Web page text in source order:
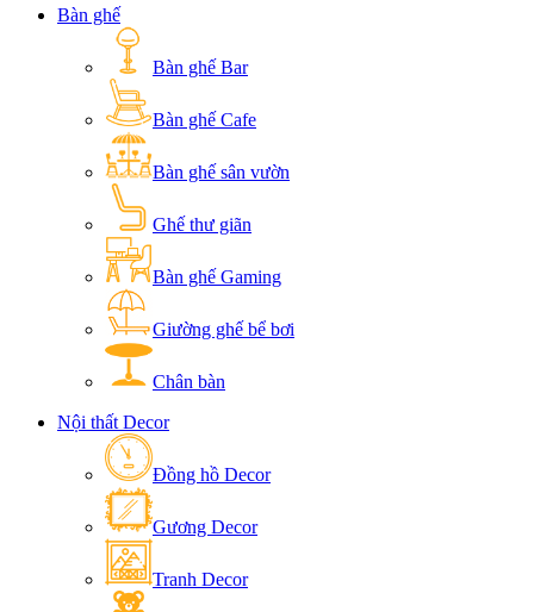
Bàn ghế
Bàn ghế Bar
Bàn ghế Cafe
Bàn ghế sân vườn
Ghế thư giãn
Bàn ghế Gaming
Giường ghế bể bơi
Chân bàn
Nội thất Decor
Đồng hồ Decor
Gương Decor
Tranh Decor